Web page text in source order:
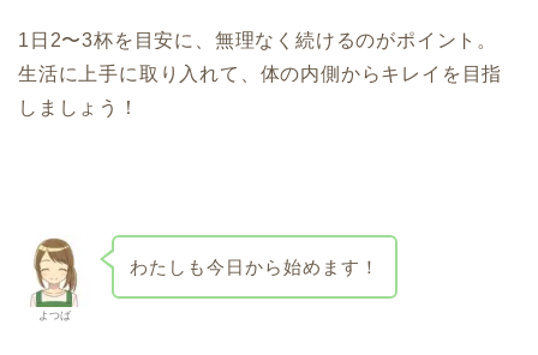
1日2〜3杯を目安に、無理なく続けるのがポイント。
生活に上手に取り入れて、体の内側からキレイを目指
しましょう！
よつば
わたしも今日から始めます！